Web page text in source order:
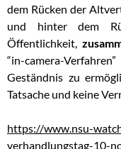
dem Rücken der
und hinter dem
Öffentlichkeit,
“in-camera-
Geständnis zu
Tatsache und keine
https://www.nsu-
verhandlungstag-10-